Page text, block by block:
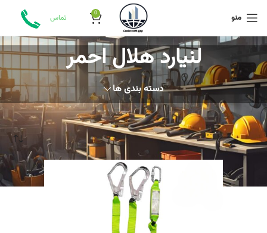
منو 0 تماس
لنیارد هلال احمر
دسته بندی ها
خانه محصولات برچسب خورده “لنیارد هلال احمر”